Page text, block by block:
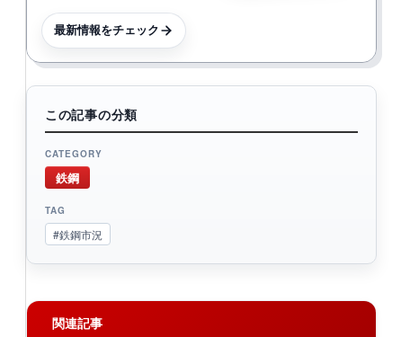
最新情報をチェック
この記事の分類
CATEGORY
鉄鋼
TAG
#鉄鋼市況
関連記事